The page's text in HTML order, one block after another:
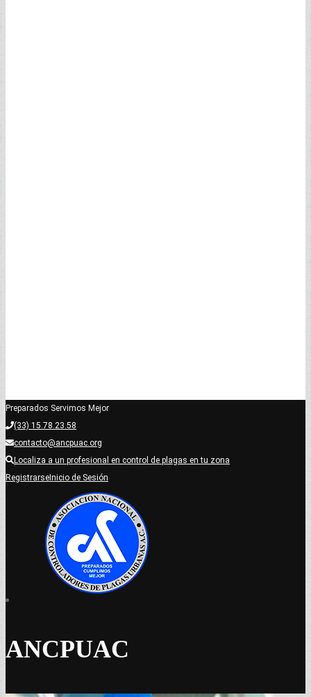
Preparados Servimos Mejor
(33) 15.78.23.58
contacto@ancpuac.org
Localiza a un profesional en control de plagas en tu zona
RegistrarseInicio de Sesión
ANCPUAC